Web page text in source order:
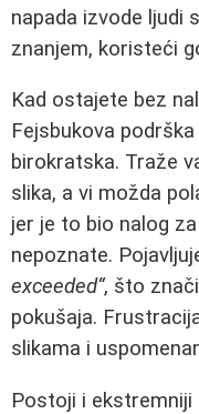
napada izvode ljudi
znanjem, koristeći
Kad ostajete bez
Fejsbukova
birokratska. Traže
slika, a vi možda
jer je to bio nalog
nepoznate.
exceeded“, što
pokušaja.
slikama i
Postoji i ekstremniji